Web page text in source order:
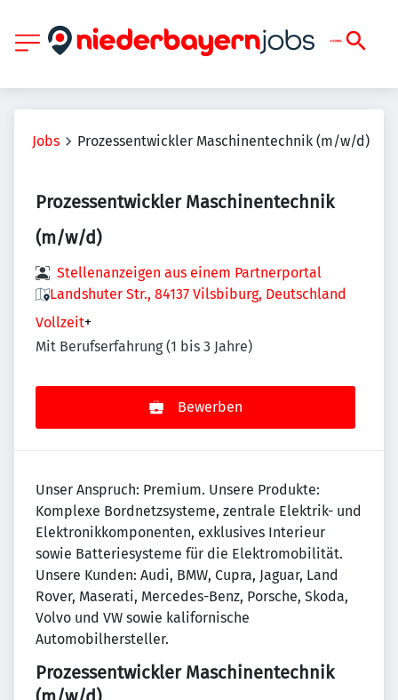
Jobs Prozessentwickler Maschinentechnik (m/w/d)
Prozessentwickler Maschinentechnik
(m/w/d)
Stellenanzeigen aus einem Partnerportal
Landshuter Str., 84137 Vilsbiburg, Deutschland
Vollzeit+
Mit Berufserfahrung (1 bis 3 Jahre)
Bewerben
Unser Anspruch: Premium. Unsere Produkte:
Komplexe Bordnetzsysteme, zentrale Elektrik- und
Elektronikkomponenten, exklusives Interieur
sowie Batteriesysteme für die Elektromobilität.
Unsere Kunden: Audi, BMW, Cupra, Jaguar, Land
Rover, Maserati, Mercedes-Benz, Porsche, Skoda,
Volvo und VW sowie kalifornische
Automobilhersteller.
Prozessentwickler Maschinentechnik